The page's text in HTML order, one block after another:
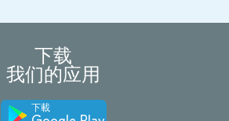
下载
我们的应用
下載